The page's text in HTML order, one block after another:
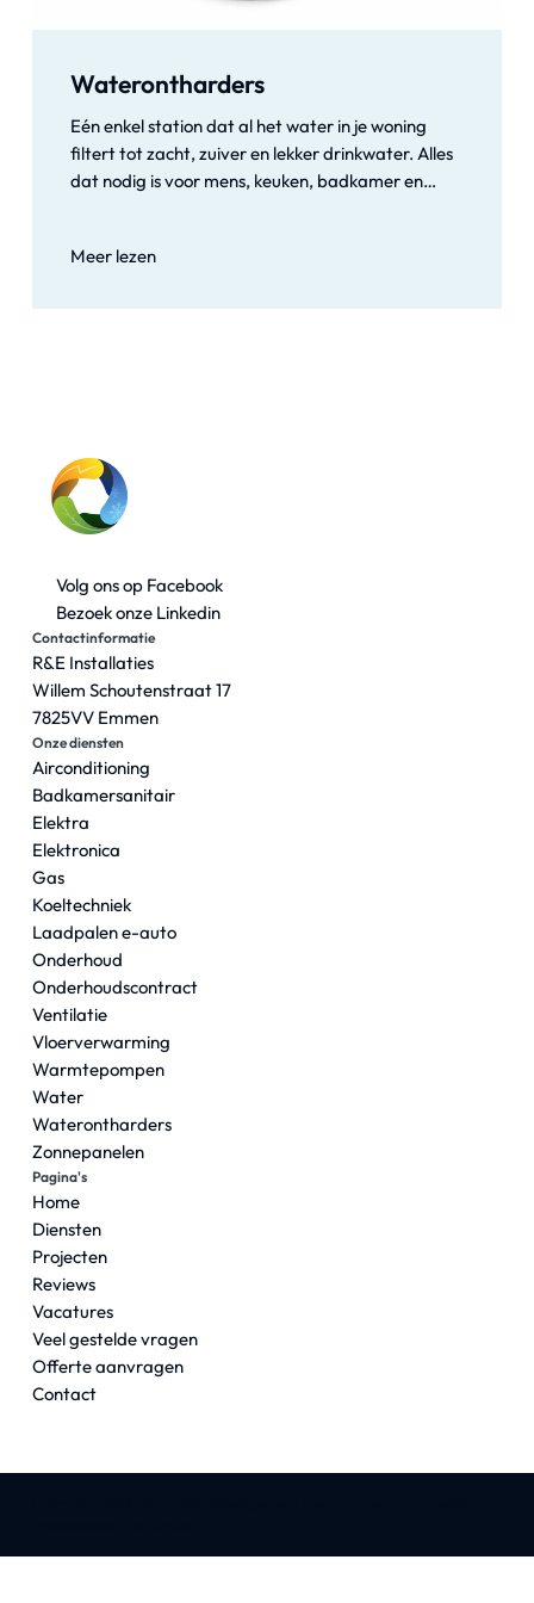
Waterontharders
Eén enkel station dat al het water in je woning
filtert tot zacht, zuiver en lekker drinkwater. Alles
dat nodig is voor mens, keuken, badkamer en
eigen kraan met Genius Water®. Onze
Meer lezen
Volg ons op Facebook
Bezoek onze Linkedin
Contactinformatie
R&E Installaties
Willem Schoutenstraat 17
7825VV Emmen
Onze diensten
Airconditioning
Badkamersanitair
Elektra
Elektronica
Gas
Koeltechniek
Laadpalen e-auto
Onderhoud
Onderhoudscontract
Ventilatie
Vloerverwarming
Warmtepompen
Water
Waterontharders
Zonnepanelen
Pagina's
Home
Diensten
Projecten
Reviews
Vacatures
Veel gestelde vragen
Offerte aanvragen
Contact